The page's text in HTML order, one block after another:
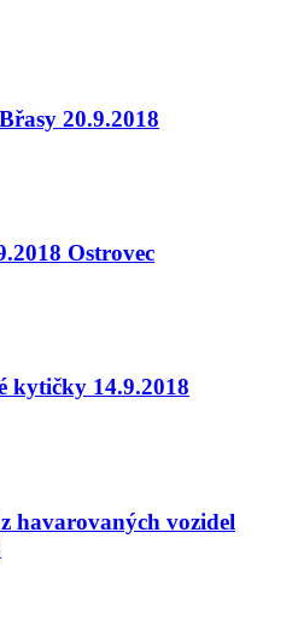
20.9.2018
Ostrovec
kytičky 14.9.2018
havarovaných vozidel